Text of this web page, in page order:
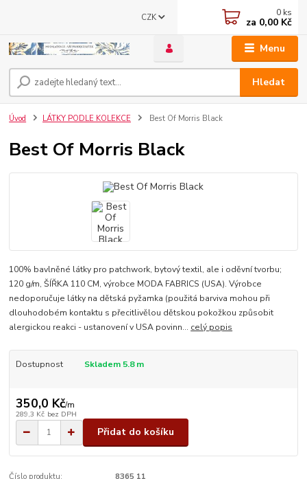
Menu
CZK
Hledat
0 ks
za 0,00 Kč
Úvod LÁTKY PODLE KOLEKCE Best Of Morris Black
Best Of Morris Black
100% bavlněné látky pro patchwork, bytový textil, ale i oděvní tvorbu;
120 g/m, ŠÍŘKA 110 CM, výrobce MODA FABRICS (USA). Výrobce
nedoporučuje látky na dětská pyžamka (použitá barviva mohou při
dlouhodobém kontaktu s přecitlivělou dětskou pokožkou způsobit
alergickou reakci - ustanovení v USA povinn... celý popis
Dostupnost Skladem 5.8 m
350,0 Kč/m
289,3 Kč bez DPH
Přidat do košíku
Číslo produktu: 8365 11